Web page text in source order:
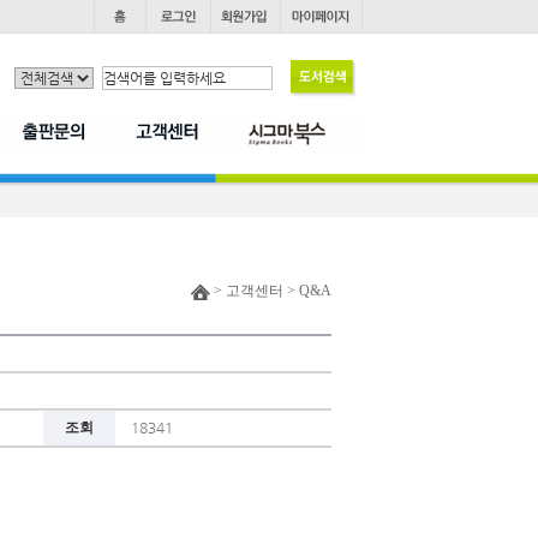
> 고객센터 > Q&A
조회 18341